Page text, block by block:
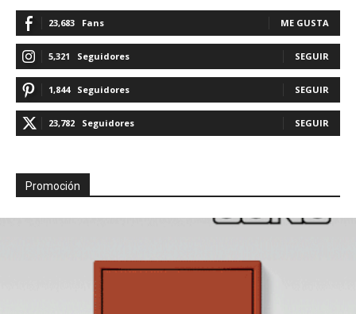
23,683 Fans ME GUSTA
5,321 Seguidores SEGUIR
1,844 Seguidores SEGUIR
23,782 Seguidores SEGUIR
Promoción